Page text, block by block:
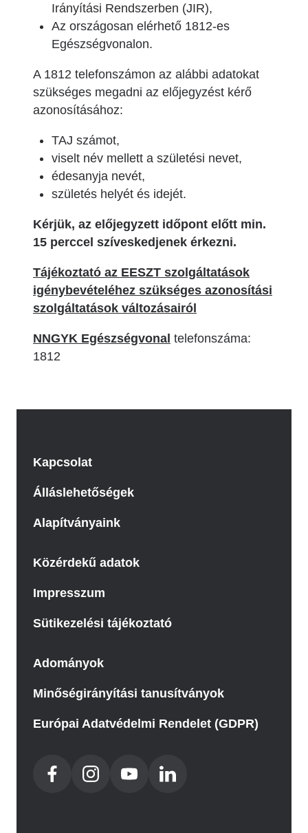
Irányítási Rendszerben (JIR),
Az országosan elérhető 1812-es
Egészségvonalon.
A 1812 telefonszámon az alábbi adatokat
szükséges megadni az előjegyzést kérő
azonosításához:
TAJ számot,
viselt név mellett a születési nevet,
édesanyja nevét,
születés helyét és idejét.
Kérjük, az előjegyzett időpont előtt min.
15 perccel szíveskedjenek érkezni.
Tájékoztató az EESZT szolgáltatások
igénybevételéhez szükséges azonosítási
szolgáltatások változásairól
NNGYK Egészségvonal telefonszáma:
1812
Kapcsolat
Álláslehetőségek
Alapítványaink
Közérdekű adatok
Impresszum
Sütikezelési tájékoztató
Adományok
Minőségirányítási tanusítványok
Európai Adatvédelmi Rendelet (GDPR)